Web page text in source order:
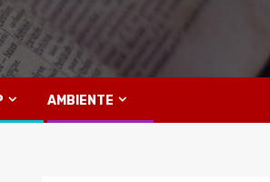
AMBIENTE